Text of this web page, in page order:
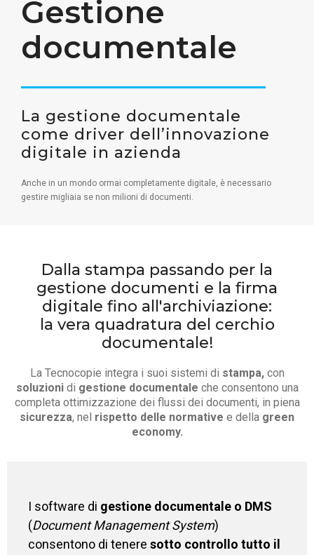
Gestione
documentale
La gestione documentale
come driver dell’innovazione
digitale in azienda
Anche in un mondo ormai completamente digitale, è necessario
gestire migliaia se non milioni di documenti.
Dalla stampa passando per la
gestione documenti e la firma
digitale fino all'archiviazione:
la vera quadratura del cerchio
documentale!
La Tecnocopie integra i suoi sistemi di stampa, con
soluzioni di gestione documentale che consentono una
completa ottimizzazione dei flussi dei documenti, in piena
sicurezza, nel rispetto delle normative e della green
economy.
I software di gestione documentale o DMS
(Document Management System)
consentono di tenere sotto controllo tutto il